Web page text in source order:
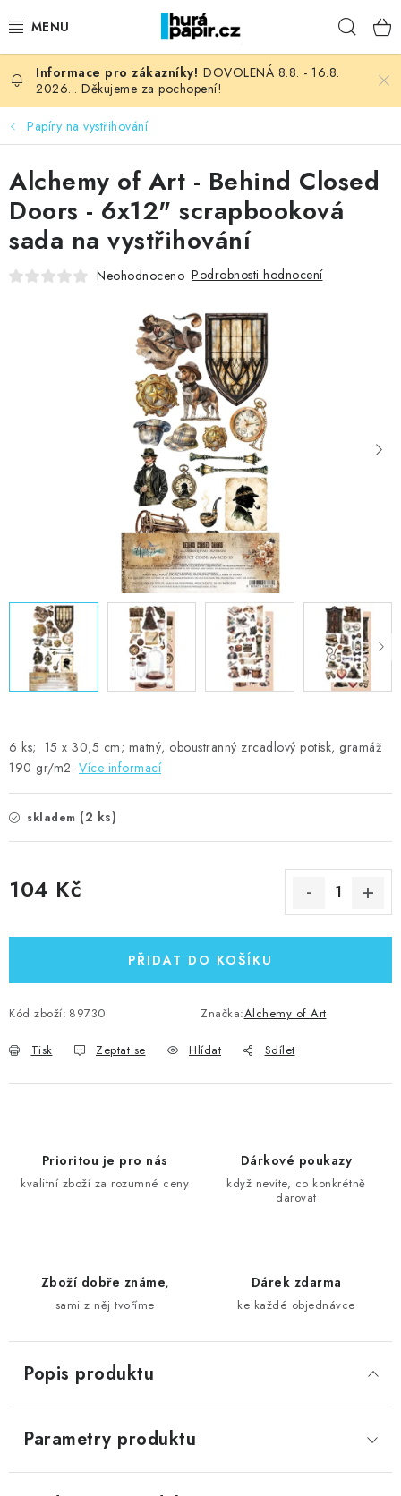
na
NOVINKY
HURÁ DÍLNA
VŠECHNO ZBOŽÍ
KNIHAŘSKÝ MATERIÁL
MOJE OBJEDNÁVKA
Moje objednávka
Oblíbené ♥️
Obchodní podmínky
Podmínky ochrany osobních údajů
Ověřování recenzí
DOVOLENÁ 8.8. - 16.8.
2026... Děkujeme za pochopení!
Papíry na vystřihování
6 ks; 15 x 30,5 cm; matný, oboustranný zrcadlový potisk, gramáž
190 gr/m2. Více informací
skladem (2 ks)
104 Kč
PŘIDAT DO KOŠÍKU
Kód zboží: 89730 Značka:Alchemy of Art
Tisk Zeptat se Hlídat Sdílet
Alchemy of Art - Behind Closed
Doors - 6x12" scrapbooková
sada na vystřihování
Neohodnoceno Podrobnosti hodnocení
Prioritou je pro nás
kvalitní zboží za rozumné ceny
Dárkové poukazy
když nevíte, co konkrétně
darovat
Zboží dobře známe,
sami z něj tvoříme
Dárek zdarma
ke každé objednávce
Popis produktu
Parametry produktu